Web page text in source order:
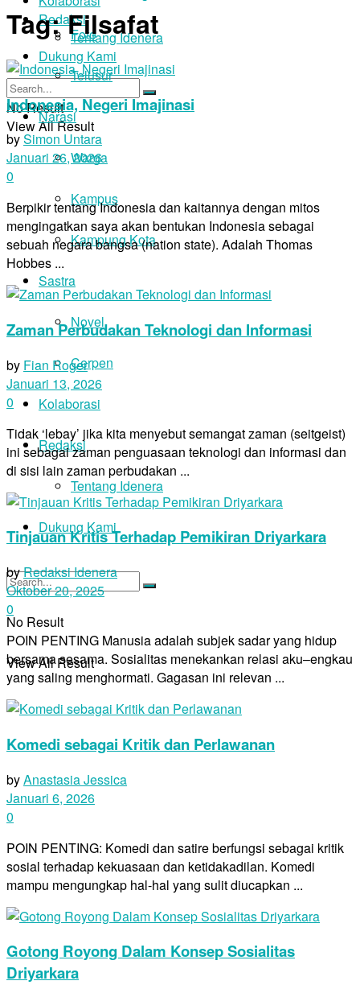
Redaksi
Tentang Idenera
Dukung Kami
No Result
View All Result
Foto
Telusur
Narasi
Warga
Kampus
Kampung Kota
Sastra
Novel
Cerpen
Kolaborasi
Redaksi
Tentang Idenera
Dukung Kami
No Result
View All Result
Tag:Filsafat
Indonesia, Negeri Imajinasi
bySimon Untara
Januari 26, 2026
0
Berpikir tentang Indonesia dan kaitannya dengan mitos
mengingatkan saya akan bentukan Indonesia sebagai
sebuah negara bangsa (nation state). Adalah Thomas
Hobbes ...
Zaman Perbudakan Teknologi dan Informasi
by Fian Roger
Januari 13, 2026
0
Tidak ‘lebay’ jika kita menyebut semangat zaman (seitgeist)
ini sebagai zaman penguasaan teknologi dan informasi dan
di sisi lain zaman perbudakan ...
Tinjauan Kritis Terhadap Pemikiran Driyarkara
byRedaksi Idenera
Oktober 20, 2025
0
POIN PENTING Manusia adalah subjek sadar yang hidup
bersama sesama. Sosialitas menekankan relasi aku–engkau
yang saling menghormati. Gagasan ini relevan ...
Komedi sebagai Kritik dan Perlawanan
byAnastasia Jessica
Januari 6, 2026
0
POIN PENTING: Komedi dan satire berfungsi sebagai kritik
sosial terhadap kekuasaan dan ketidakadilan. Komedi
mampu mengungkap hal-hal yang sulit diucapkan ...
Gotong Royong Dalam Konsep Sosialitas
Driyarkara